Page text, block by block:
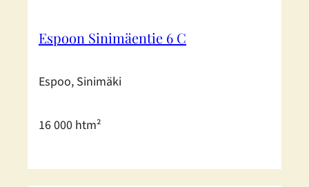
Espoon Sinimäentie 6 C
Espoo, Sinimäki
16 000 htm²